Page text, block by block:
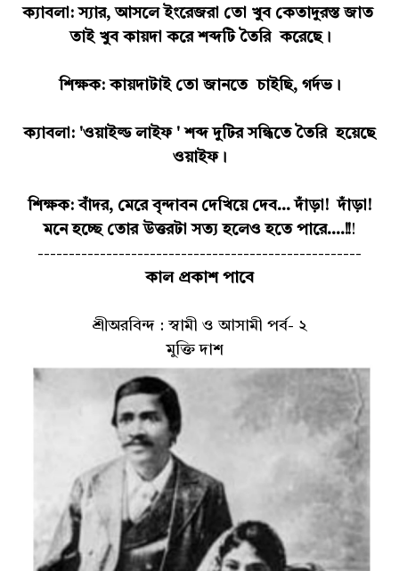
ক্যাবলা: স্যার, আসলে ইংরেজরা তো খুব কেতাদুরস্ত জাত
তাই খুব কায়দা করে শব্দটি তৈরি করেছে।
শিক্ষক: কায়দাটাই তো জানতে চাইছি, গর্দভ।
ক্যাবলা: 'ওয়াইল্ড লাইফ ' শব্দ দুটির সন্ধিতে তৈরি হয়েছে
ওয়াইফ।
শিক্ষক: বাঁদর, মেরে বৃন্দাবন দেখিয়ে দেব... দাঁড়া! দাঁড়া!
মনে হচ্ছে তোর উত্তরটা সত্য হলেও হতে পারে....!!!
----------------------------------------------------
কাল প্রকাশ পাবে
শ্রীঅরবিন্দ : স্বামী ও আসামী পর্ব- ২
মুক্তি দাশ